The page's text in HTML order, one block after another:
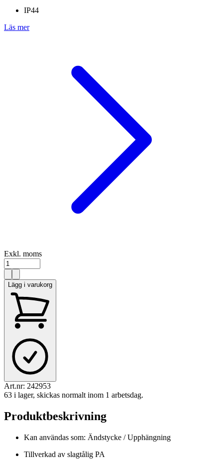
IP44
Läs mer
Exkl. moms
Lägg i varukorg
Art.nr: 242953
63 i lager, skickas normalt inom 1 arbetsdag.
Produktbeskrivning
Kan användas som: Ändstycke / Upphängning
Tillverkad av slagtålig PA